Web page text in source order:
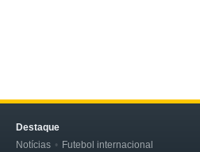
Destaque
Notícias
Futebol internacional